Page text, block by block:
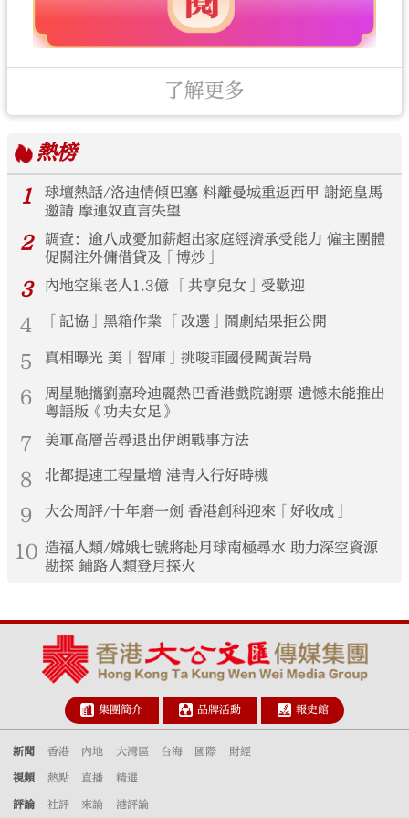
了解更多
熱榜
1
球壇熱話/洛迪情傾巴塞 料離曼城重返西甲 謝絕皇馬
邀請 摩連奴直言失望
2
調查：逾八成憂加薪超出家庭經濟承受能力 僱主團體
促關注外傭借貸及「博炒」
3 內地空巢老人1.3億 「共享兒女」受歡迎
4 「記協」黑箱作業 「改選」鬧劇結果拒公開
5 真相曝光 美「智庫」挑唆菲國侵闖黃岩島
6
周星馳攜劉嘉玲迪麗熱巴香港戲院謝票 遺憾未能推出
粵語版《功夫女足》
7 美軍高層苦尋退出伊朗戰事方法
8 北都提速工程量增 港青入行好時機
9 大公周評/十年磨一劍 香港創科迎來「好收成」
10 造福人類/嫦娥七號將赴月球南極尋水 助力深空資源
勘探 鋪路人類登月探火
集團簡介 品牌活動 報史館
新聞 香港 內地 大灣區 台海 國際 財經
視頻 熱點 直播 精選
評論 社評 來論 港評論